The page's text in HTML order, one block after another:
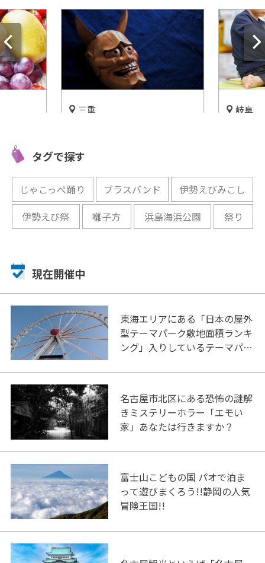
川森
三重
「だんじり会館」
岐阜
タグで探す
じゃこっぺ踊り ブラスバンド
伊勢えびみこし
伊勢えび祭
囃子方 浜島海浜公園 祭り
現在開催中
東海エリアにある「日本の屋外
型テーマパーク敷地面積ランキ
ング」入りしているテーマパー
名古屋市北区にある恐怖の謎解
きミステリーホラー「エモい
家」あなたは行きますか？
富士山こどもの国 パオで泊ま
って遊びまくろう!!静岡の人気
冒険王国!!